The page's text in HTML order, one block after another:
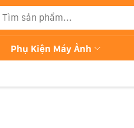
Phụ Kiện Máy Ảnh